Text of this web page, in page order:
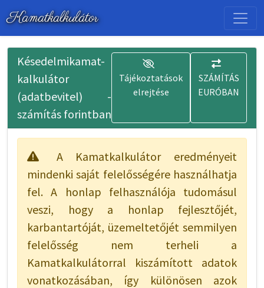
Kamatkalkulátor
Késedelmikamat-
kalkulátor
(adatbevitel) -
számítás forintban
Tájékoztatások
elrejtése
SZÁMÍTÁS
EURÓBAN
A Kamatkalkulátor eredményeit
mindenki saját felelősségére használhatja
fel. A honlap felhasználója tudomásul
veszi, hogy a honlap fejlesztőjét,
karbantartóját, üzemeltetőjét semmilyen
felelősség nem terheli a
Kamatkalkulátorral kiszámított adatok
vonatkozásában, így különösen azok